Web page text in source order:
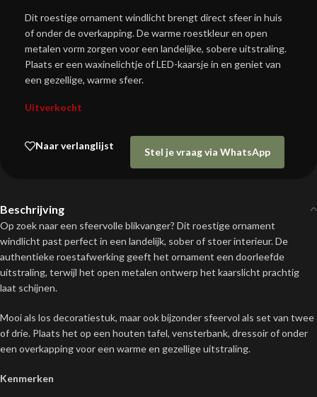
Dit roestige ornament windlicht brengt direct sfeer in huis
of onder de overkapping. De warme roestkleur en open
metalen vorm zorgen voor een landelijke, sobere uitstraling.
Plaats er een waxinelichtje of LED-kaarsje in en geniet van
een gezellige, warme sfeer.
Uitverkocht
Naar verlanglijst
Stel je vraag via WhatsApp
Beschrijving
Op zoek naar een sfeervolle blikvanger? Dit roestige ornament
windlicht past perfect in een landelijk, sober of stoer interieur. De
authentieke roestafwerking geeft het ornament een doorleefde
uitstraling, terwijl het open metalen ontwerp het kaarslicht prachtig
laat schijnen.
Mooi als los decoratiestuk, maar ook bijzonder sfeervol als set van twee
of drie. Plaats het op een houten tafel, vensterbank, dressoir of onder
een overkapping voor een warme en gezellige uitstraling.
Kenmerken